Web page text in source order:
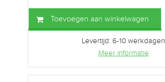
Toevoegen aan winkelwagen
Levertijd: 6-10 werkdagen
Meer informatie